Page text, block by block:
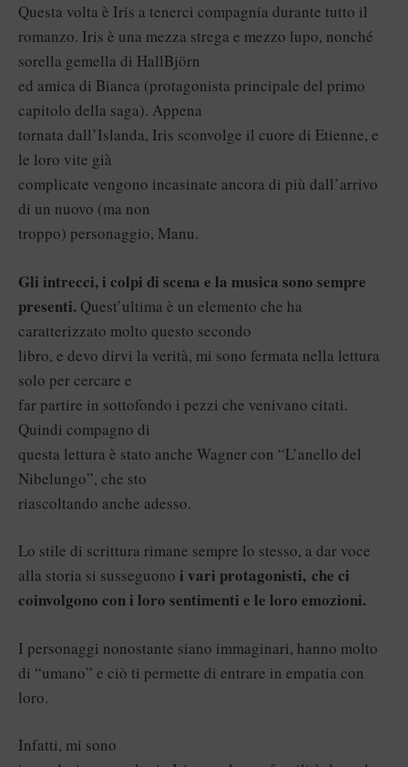
Questa volta è Iris a tenerci compagnia durante tutto il
romanzo. Iris è una mezza strega e mezzo lupo, nonché
sorella gemella di HallBjörn
ed amica di Bianca (protagonista principale del primo
capitolo della saga). Appena
tornata dall’Islanda, Iris sconvolge il cuore di Etienne, e
le loro vite già
complicate vengono incasinate ancora di più dall’arrivo
di un nuovo (ma non
troppo) personaggio, Manu.
Gli intrecci, i colpi di scena e la musica sono sempre
presenti. Quest’ultima è un elemento che ha
caratterizzato molto questo secondo
libro, e devo dirvi la verità, mi sono fermata nella lettura
solo per cercare e
far partire in sottofondo i pezzi che venivano citati.
Quindi compagno di
questa lettura è stato anche Wagner con “L’anello del
Nibelungo”, che sto
riascoltando anche adesso.
Lo stile di scrittura rimane sempre lo stesso, a dar voce
alla storia si susseguono i vari protagonisti, che ci
coinvolgono con i loro sentimenti e le loro emozioni.
I personaggi nonostante siano immaginari, hanno molto
di “umano” e ciò ti permette di entrare in empatia con
loro.
Infatti, mi sono